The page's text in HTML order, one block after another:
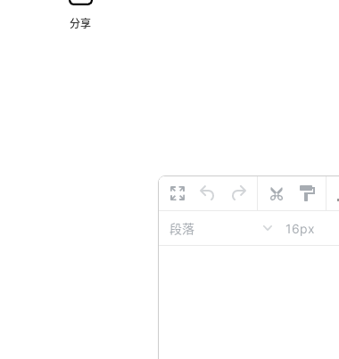
分享
段落 16px